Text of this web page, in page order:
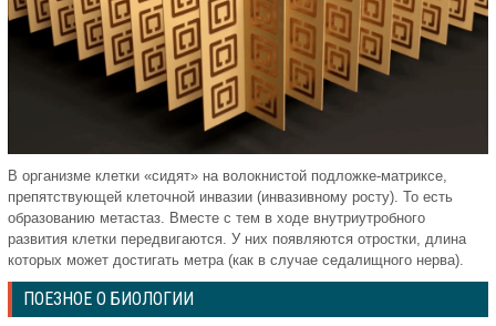
В организме клетки «сидят» на волокнистой подложке-матриксе,
препятствующей клеточной инвазии (инвазивному росту). То есть
образованию метастаз. Вместе с тем в ходе внутриутробного
развития клетки передвигаются. У них появляются отростки, длина
которых может достигать метра (как в случае седалищного нерва).
ПОЕЗНОЕ О БИОЛОГИИ